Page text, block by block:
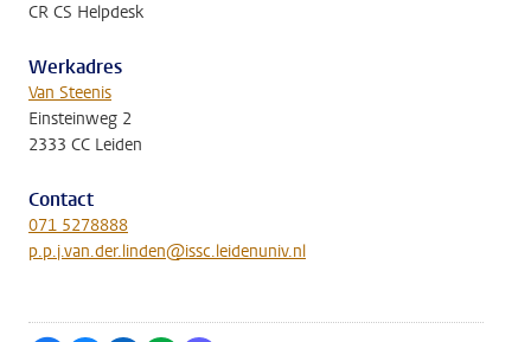
CR CS Helpdesk
Werkadres
Van Steenis
Einsteinweg 2
2333 CC Leiden
Contact
071 5278888
p.p.j.van.der.linden@issc.leidenuniv.nl